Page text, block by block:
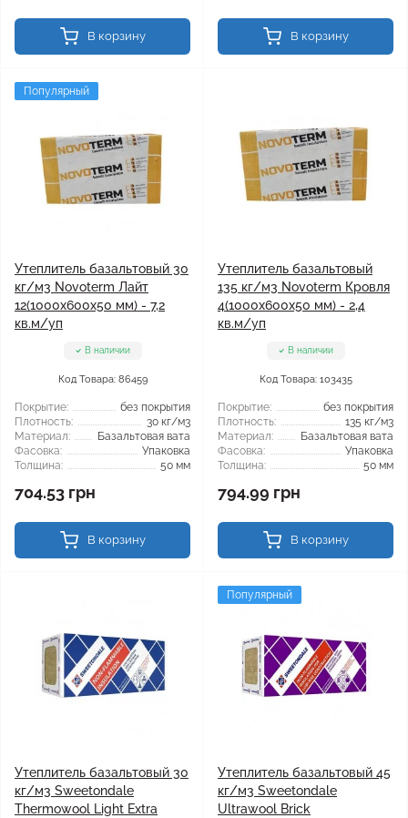
В корзину В корзину
Популярный
Утеплитель базальтовый 30
кг/м3 Novoterm Лайт
12(1000x600x50 мм) - 7,2
кв.м/уп
В наличии
Код Товара: 86459
Покрытие:
без покрытия
Плотность:
30 кг/м3
Материал:
Базальтовая вата
Фасовка:
Упаковка
Толщина:
50 мм
704.53 грн
В корзину
Утеплитель базальтовый
135 кг/м3 Novoterm Кровля
4(1000x600x50 мм) - 2,4
кв.м/уп
В наличии
Код Товара: 103435
Покрытие:
без покрытия
Плотность:
135 кг/м3
Материал:
Базальтовая вата
Фасовка:
Упаковка
Толщина:
50 мм
794.99 грн
В корзину
Утеплитель базальтовый 30
кг/м3 Sweetondale
Thermowool Light Extra
Популярный
Утеплитель базальтовый 45
кг/м3 Sweetondale
Ultrawool Brick